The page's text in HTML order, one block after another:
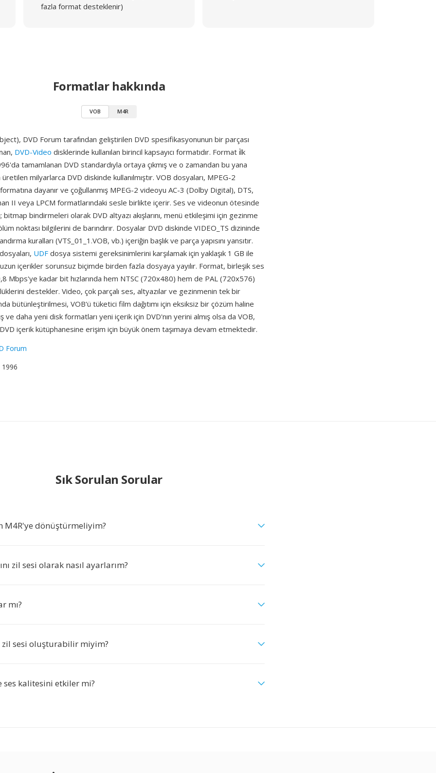
fazla format desteklenir)
Formatlar hakkında
VOB M4R
DVD Forum tarafından geliştirilen DVD spesifikasyonunun bir parçası
DVD-Video disklerinde kullanılan birincil kapsayıcı formatıdır. Format i̇lk
tamamlanan DVD standardıyla ortaya çıkmış ve o zamandan bu yana
üretilen milyarlarca DVD diskinde kullanılmıştır. VOB dosyaları, MPEG-2
dayanır ve çoğullanmış MPEG-2 videoyu AC-3 (Dolby Digital), DTS,
II veya LPCM formatlarındaki sesle birlikte içerir. Ses ve videonun ötesinde
bitmap bindirmeleri olarak DVD altyazı akışlarını, menü etkileşimi için gezinme
noktası bilgilerini de barındırır. Dosyalar DVD diskinde VIDEO_TS dizininde
kuralları (VTS_01_1.VOB, vb.) içeriğin başlık ve parça yapısını yansıtır.
UDF dosya sistemi gereksinimlerini karşılamak için yaklaşık 1 GB ile
uzun içerikler sorunsuz biçimde birden fazla dosyaya yayılır. Format, birleşik ses
Mbps'ye kadar bit hızlarında hem NTSC (720x480) hem de PAL (720x576)
destekler. Video, çok parçalı ses, altyazılar ve gezinmenin tek bir
bütünleştirilmesi, VOB'ü tüketici film dağıtımı için eksiksiz bir çözüm haline
ve daha yeni disk formatları yeni içerik için DVD'nın yerini almış olsa da VOB,
içerik kütüphanesine erişim için büyük önem taşımaya devam etmektedir.
Forum
1996
Sık Sorulan Sorular
M4R'ye dönüştürmeliyim?
zil sesi olarak nasıl ayarlarım?
mı?
zil sesi oluşturabilir miyim?
ses kalitesini etkiler mi?